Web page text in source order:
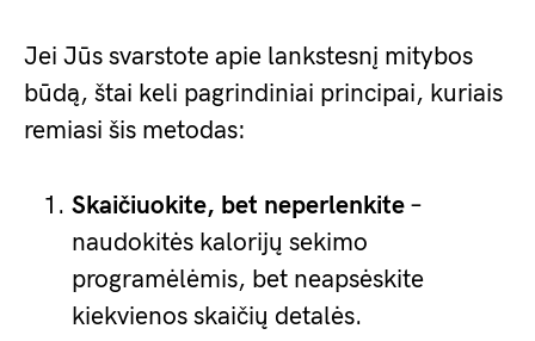
Jei Jūs svarstote apie lankstesnį mitybos
būdą, štai keli pagrindiniai principai, kuriais
remiasi šis metodas:
Skaičiuokite, bet neperlenkite –
naudokitės kalorijų sekimo
programėlėmis, bet neapsėskite
kiekvienos skaičių detalės.